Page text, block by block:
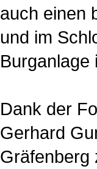
auch einen
und im
Burganlage
Dank der
Gerhard
Gräfenberg